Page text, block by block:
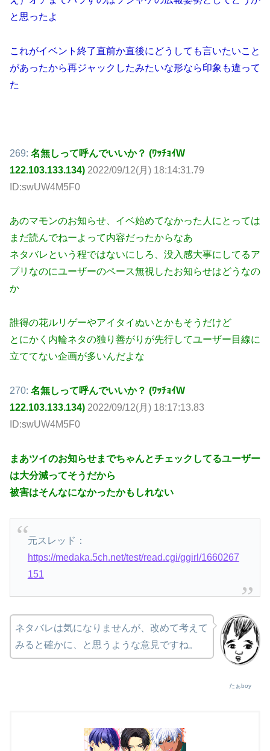
と思ったよ
これがイベント終了直前か直後にどうしても言いたいこと
があったから再ジャックしたみたいな形なら印象も違って
た
269: 名無しって呼んでいいか？ (ﾜｯﾁｮｲW
122.103.133.134) 2022/09/12(月) 18:14:31.79
ID:swUW4M5F0
あのマモンのお知らせ、イベ始めてなかった人にとっては
まだ読んでねーよって内容だったからなあ
ネタバレという程ではないにしろ、没入感大事にしてるア
プリなのにユーザーのペース無視したお知らせはどうなの
か
誰得の花ルリゲーやアイタイぬいとかもそうだけど
とにかく内輪ネタの独り善がりが先行してユーザー目線に
立ててない企画が多いんだよな
270: 名無しって呼んでいいか？ (ﾜｯﾁｮｲW
122.103.133.134) 2022/09/12(月) 18:17:13.83
ID:swUW4M5F0
まあツイのお知らせまでちゃんとチェックしてるユーザー
は大分減ってそうだから
被害はそんなになかったかもしれない
元スレッド：
https://medaka.5ch.net/test/read.cgi/ggirl/1660267
151
たぁboy
ネタバレは気になりませんが、改めて考えて
みると確かに、と思うような意見ですね。